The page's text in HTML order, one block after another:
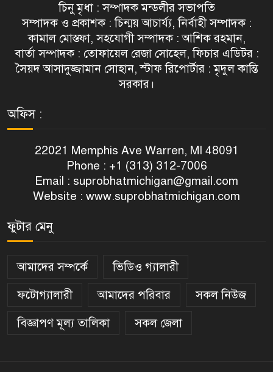
চিনু মৃধা : সম্পাদক মন্ডলীর সভাপতি
সম্পাদক ও প্রকাশক : চিন্ময় আচার্য্য, নির্বাহী সম্পাদক :
কামাল মোস্তফা, সহযোগী সম্পাদক : আশিক রহমান,
বার্তা সম্পাদক : তোফায়েল রেজা সোহেল, ফিচার এডিটর :
সৈয়দ আসাদুজ্জামান সোহান, স্টাফ রিপোর্টার : মৃদুল কান্তি
সরকার।
অফিস :
22021 Memphis Ave Warren, MI 48091
Phone : +1 (313) 312-7006
Email : suprobhatmichigan@gmail.com
Website : www.suprobhatmichigan.com
ফুটার মেনু
আমাদের সম্পর্কে
ভিডিও গ্যালারী
ফটোগ্যালারী
আমাদের পরিবার
সকল নিউজ
বিজ্ঞাপণ মূল্য তালিকা
সকল জেলা